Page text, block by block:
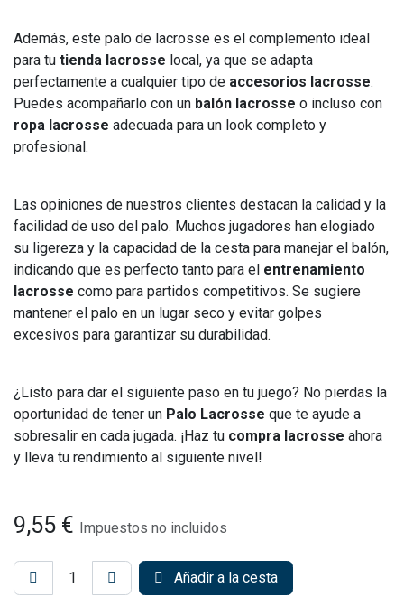
Además, este palo de lacrosse es el complemento ideal
para tu tienda lacrosse local, ya que se adapta
perfectamente a cualquier tipo de accesorios lacrosse.
Puedes acompañarlo con un balón lacrosse o incluso con
ropa lacrosse adecuada para un look completo y
profesional.
Las opiniones de nuestros clientes destacan la calidad y la
facilidad de uso del palo. Muchos jugadores han elogiado
su ligereza y la capacidad de la cesta para manejar el balón,
indicando que es perfecto tanto para el entrenamiento
lacrosse como para partidos competitivos. Se sugiere
mantener el palo en un lugar seco y evitar golpes
excesivos para garantizar su durabilidad.
¿Listo para dar el siguiente paso en tu juego? No pierdas la
oportunidad de tener un Palo Lacrosse que te ayude a
sobresalir en cada jugada. ¡Haz tu compra lacrosse ahora
y lleva tu rendimiento al siguiente nivel!
9,55 € Impuestos no incluidos
Añadir a la cesta